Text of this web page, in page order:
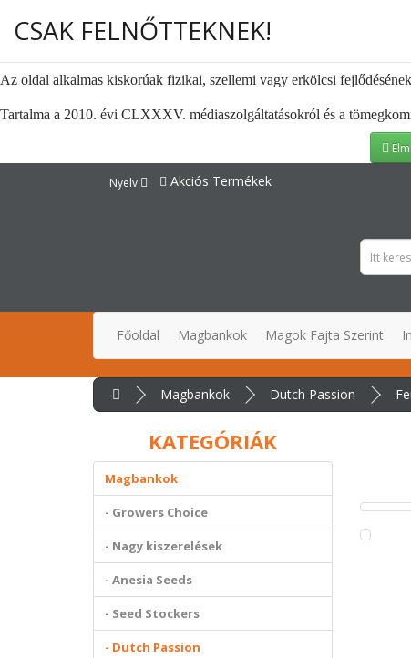
CSAK FELNŐTTEKNEK!
Az oldal alkalmas kiskorúak fizikai, szellemi vagy erkölcsi
Tartalma a 2010. évi CLXXXV. médiaszolgáltatásokról és a
Nyelv Akciós Termékek
Főoldal Magbankok Magok Fajta Szerint
Magbankok Dutch Passion
KATEGÓRIÁK
Magbankok
- Growers Choice
- Nagy kiszerelések
- Anesia Seeds
- Seed Stockers
- Dutch Passion